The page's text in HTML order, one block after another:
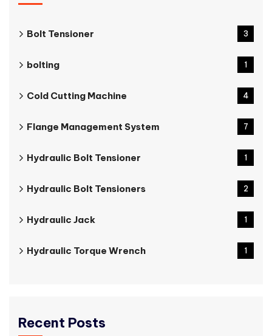
Bolt Tensioner 3
bolting 1
Cold Cutting Machine 4
Flange Management System 7
Hydraulic Bolt Tensioner 1
Hydraulic Bolt Tensioners 2
Hydraulic Jack 1
Hydraulic Torque Wrench 1
Recent Posts